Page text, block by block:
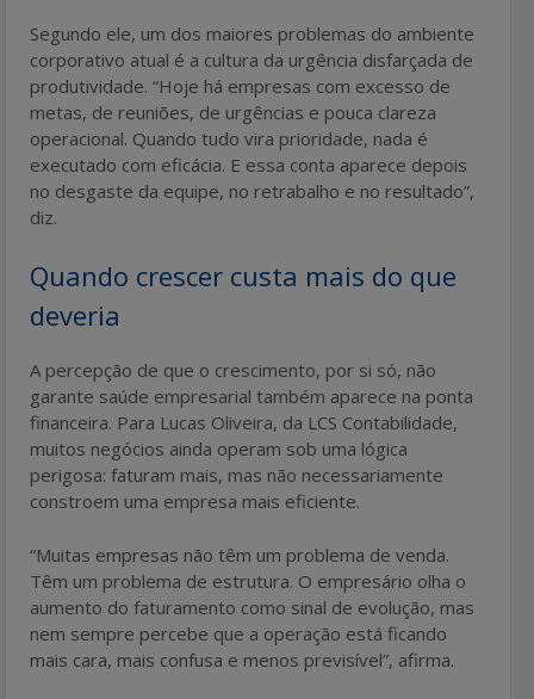
Segundo ele, um dos maiores problemas do ambiente
corporativo atual é a cultura da urgência disfarçada de
produtividade. “Hoje há empresas com excesso de
metas, de reuniões, de urgências e pouca clareza
operacional. Quando tudo vira prioridade, nada é
executado com eficácia. E essa conta aparece depois
no desgaste da equipe, no retrabalho e no resultado”,
diz.
Quando crescer custa mais do que
deveria
A percepção de que o crescimento, por si só, não
garante saúde empresarial também aparece na ponta
financeira. Para Lucas Oliveira, da LCS Contabilidade,
muitos negócios ainda operam sob uma lógica
perigosa: faturam mais, mas não necessariamente
constroem uma empresa mais eficiente.
“Muitas empresas não têm um problema de venda.
Têm um problema de estrutura. O empresário olha o
aumento do faturamento como sinal de evolução, mas
nem sempre percebe que a operação está ficando
mais cara, mais confusa e menos previsível”, afirma.